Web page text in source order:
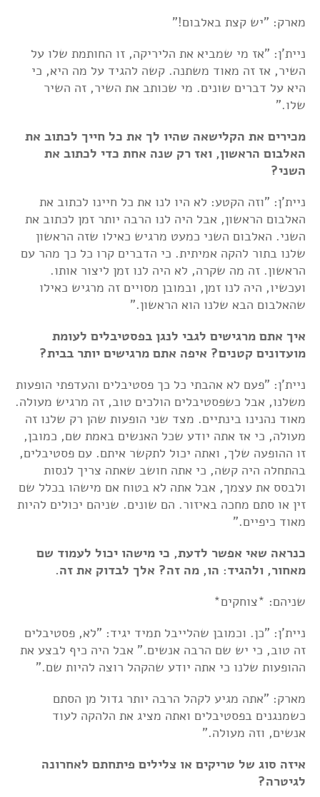
מארק: "יש קצת באלבום!"
ניית'ן: "אז מי שמביא את הליריקה, זו החותמת שלו על
השיר, אז זה מאוד משתנה. קשה להגיד על מה היא, כי
היא על דברים שונים. מי שכותב את השיר, זה השיר
שלו."
מכירים את הקלישאה שהיו לך את כל חייך לכתוב את
האלבום הראשון, ואז רק שנה אחת כדי לכתוב את
השני?
ניית'ן: "וזה הקטע: לא היו לנו את כל חיינו לכתוב את
האלבום הראשון, אבל היה לנו הרבה יותר זמן לכתוב את
השני. האלבום השני כמעט מרגיש כאילו שזה הראשון
שלנו בתור להקה אמיתית. כי הדברים קרו כל כך מהר עם
הראשון. זה מה שקרה, לא היה לנו זמן ליצור אותו.
ועכשיו, היה לנו זמן, ובמובן מסויים זה מרגיש כאילו
שהאלבום הבא שלנו הוא הראשון."
איך אתם מרגישים לגבי לנגן בפסטיבלים לעומת
מועדונים קטנים? איפה אתם מרגישים יותר בבית?
ניית'ן: "פעם לא אהבתי כל כך פסטיבלים והעדפתי הופעות
משלנו, אבל כשפסטיבלים הולכים טוב, זה מרגיש מעולה.
מאוד נהנינו בינתיים. מצד שני הופעות שהן רק שלנו זה
מעולה, כי אז אתה יודע שכל האנשים באמת שם, כמובן,
זו ההופעה שלך, ואתה יכול לתקשר איתם. עם פסטיבלים,
בהתחלה היה קשה, כי אתה חושב שאתה צריך לנסות
ולבסס את עצמך, אבל אתה לא בטוח אם מישהו בכלל שם
זין או סתם מחכה באיזור. הם שונים. שניהם יכולים להיות
מאוד כיפיים."
כנראה שאי אפשר לדעת, כי מישהו יכול לעמוד שם
מאחור, ולהגיד: הו, מה זה? אלך לבדוק את זה.
שניהם: *צוחקים*
ניית'ן: "כן. וכמובן שהלייבל תמיד יגיד: "לא, פסטיבלים
זה טוב, כי יש שם הרבה אנשים." אבל היה כיף לבצע את
ההופעות שלנו כי אתה יודע שהקהל רוצה להיות שם."
מארק: "אתה מגיע לקהל הרבה יותר גדול מן הסתם
כשמנגנים בפסטיבלים ואתה מציג את הלהקה לעוד
אנשים, וזה מעולה."
איזה סוג של טריקים או צלילים פיתחתם לאחרונה
לגיטרה?